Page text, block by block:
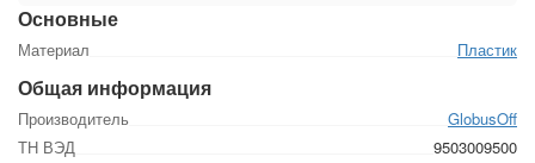
Основные
Материал Пластик
Общая информация
Производитель
GlobusOff
ТН ВЭД
9503009500